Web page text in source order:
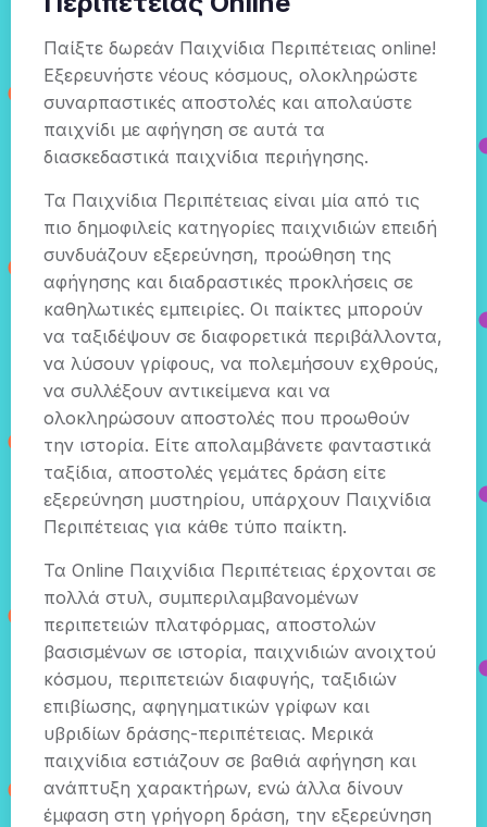
Παίξτε δωρεάν Παιχνίδια Περιπέτειας online!
Εξερευνήστε νέους κόσμους, ολοκληρώστε
συναρπαστικές αποστολές και απολαύστε
παιχνίδι με αφήγηση σε αυτά τα
διασκεδαστικά παιχνίδια περιήγησης.
Τα Παιχνίδια Περιπέτειας είναι μία από τις
πιο δημοφιλείς κατηγορίες παιχνιδιών επειδή
συνδυάζουν εξερεύνηση, προώθηση της
αφήγησης και διαδραστικές προκλήσεις σε
καθηλωτικές εμπειρίες. Οι παίκτες μπορούν
να ταξιδέψουν σε διαφορετικά περιβάλλοντα,
να λύσουν γρίφους, να πολεμήσουν εχθρούς,
να συλλέξουν αντικείμενα και να
ολοκληρώσουν αποστολές που προωθούν
την ιστορία. Είτε απολαμβάνετε φανταστικά
ταξίδια, αποστολές γεμάτες δράση είτε
εξερεύνηση μυστηρίου, υπάρχουν Παιχνίδια
Περιπέτειας για κάθε τύπο παίκτη.
Τα Online Παιχνίδια Περιπέτειας έρχονται σε
πολλά στυλ, συμπεριλαμβανομένων
περιπετειών πλατφόρμας, αποστολών
βασισμένων σε ιστορία, παιχνιδιών ανοιχτού
κόσμου, περιπετειών διαφυγής, ταξιδιών
επιβίωσης, αφηγηματικών γρίφων και
υβριδίων δράσης-περιπέτειας. Μερικά
παιχνίδια εστιάζουν σε βαθιά αφήγηση και
ανάπτυξη χαρακτήρων, ενώ άλλα δίνουν
έμφαση στη γρήγορη δράση, την εξερεύνηση